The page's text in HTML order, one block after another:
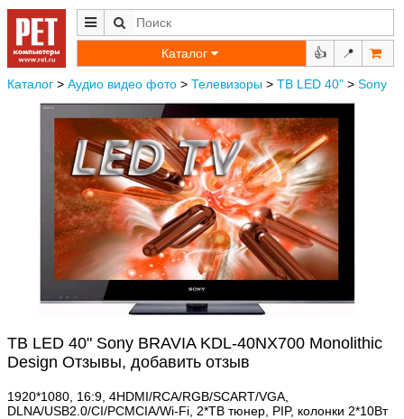
Каталог 👍 📍
Каталог > Аудио видео фото > Телевизоры > ТВ LED 40" > Sony
ТВ LED 40" Sony BRAVIA KDL-40NX700 Monolithic
Design Отзывы, добавить отзыв
1920*1080, 16:9, 4HDMI/RCA/RGB/SCART/VGA,
DLNA/USB2.0/CI/PCMCIA/Wi-Fi, 2*ТВ тюнер, PIP, колонки 2*10Вт